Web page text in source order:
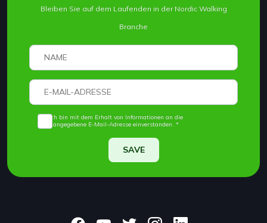
Bleiben Sie auf dem Laufenden in der Nordic Walking
Branche
Ich bin mit dem Erhalt von Informationen an die
angegebene E-Mail-Adresse einverstanden. *
SAVE